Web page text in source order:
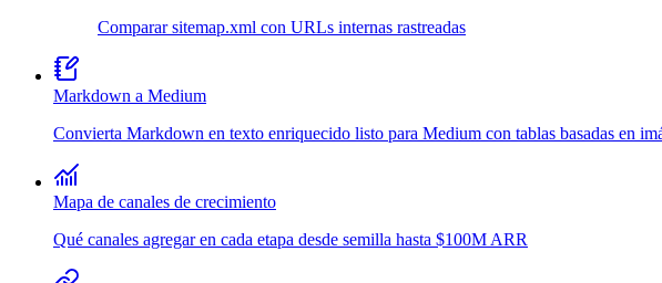
Comparar sitemap.xml con URLs internas rastreadas
Markdown a Medium
Convierta Markdown en texto enriquecido listo para Medium con tablas basadas en
Mapa de canales de crecimiento
Qué canales agregar en cada etapa desde semilla hasta $100M ARR